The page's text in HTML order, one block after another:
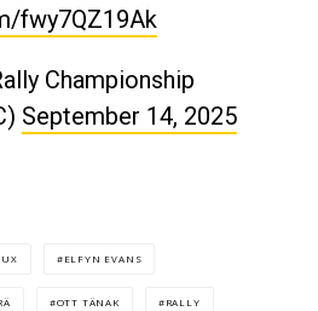
fwy7QZ19Ak
Championship
September 14, 2025
ELFYN EVANS
OTT TÄNAK RALLY